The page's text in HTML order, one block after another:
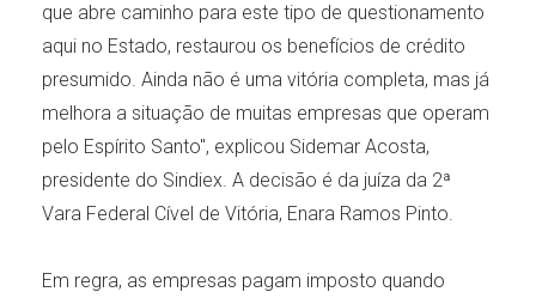
que abre caminho para este tipo de questionamento
aqui no Estado, restaurou os benefícios de crédito
presumido. Ainda não é uma vitória completa, mas já
melhora a situação de muitas empresas que operam
pelo Espírito Santo", explicou Sidemar Acosta,
presidente do Sindiex. A decisão é da juíza da 2ª
Vara Federal Cível de Vitória, Enara Ramos Pinto.
Em regra, as empresas pagam imposto quando